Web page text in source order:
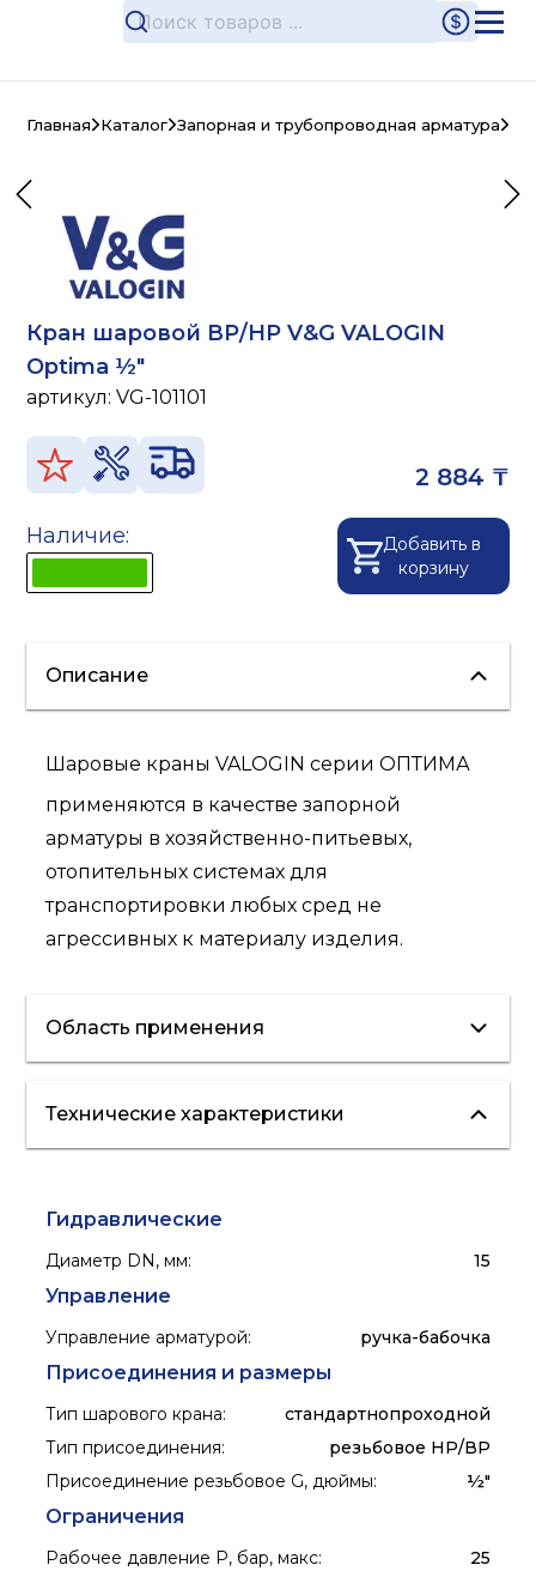
Главная Каталог Запорная и трубопроводная арматура
Кран шаровой ВР/НР V&G VALOGIN
Optima ½"
артикул:VG-101101
2 884 ₸
Наличие:
Добавить в
корзину
Описание
Шаровые краны VALOGIN серии ОПТИМА
применяются в качестве запорной
арматуры в хозяйственно-питьевых,
отопительных системах для
транспортировки любых сред не
агрессивных к материалу изделия.
Область применения
водоснабжение отопление
Технические характеристики
Гидравлические
Диаметр DN, мм: 15
Управление
Управление арматурой: ручка-бабочка
Присоединения и размеры
Тип шарового крана:
стандартнопроходной
Тип присоединения:
резьбовое НР/ВР
Присоединение резьбовое G, дюймы: ½"
Ограничения
Рабочее давление P, бар, макс:
25